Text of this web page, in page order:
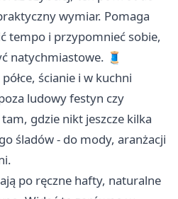
wymiar. Pomaga
tempo i przypomnieć sobie,
natychmiastowe. 🧵
ścianie i w kuchni
ludowy festyn czy
gdzie nikt jeszcze kilka
śladów - do mody, aranżacji
po ręczne hafty, naturalne